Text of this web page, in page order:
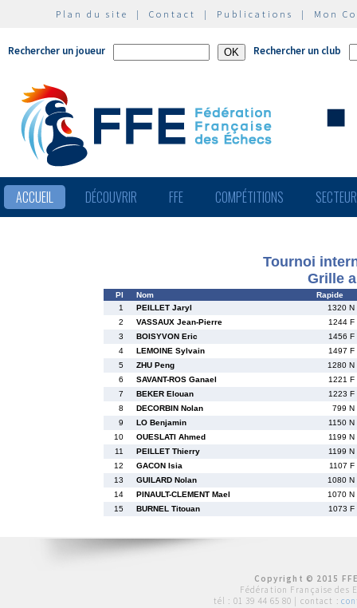
Plan du site | Contact | Publications | Mon
Rechercher un joueur Rechercher un club
ACCUEIL DÉCOUVRIR FFE COMPÉTITIONS
Tournoi
Grille
Pl Nom
Rapide
1
PEILLET Jaryl
1320 N
2
VASSAUX Jean-Pierre
1244 F
3
BOISYVON Eric
1456 F
4
LEMOINE Sylvain
1497 F
5
ZHU Peng
1280 N
6
SAVANT-ROS Ganael
1221 F
7
BEKER Elouan
1223 F
8
DECORBIN Nolan
799 N
9
LO Benjamin
1150 N
10
OUESLATI Ahmed
1199 N
11
PEILLET Thierry
1199 N
12
GACON Isia
1107 F
13
GUILARD Nolan
1080 N
14
PINAULT-CLEMENT Mael
1070 N
15
BURNEL Titouan 1073 F
Copyright © 2015
Fédération Française des
tél : 01 39 44 65 80 | contact :